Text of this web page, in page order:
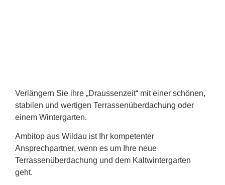
Verlängern Sie ihre „Draussenzeit“ mit einer schönen,
stabilen und wertigen Terrassenüberdachung oder
einem Wintergarten.
Ambitop aus Wildau ist Ihr kompetenter
Ansprechpartner, wenn es um Ihre neue
Terrassenüberdachung und dem Kaltwintergarten
geht.